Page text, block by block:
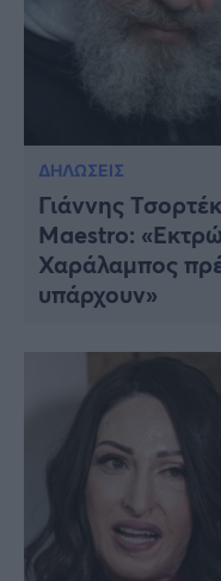
ΔΗΛΩΣΕΙΣ
Γιάννης
Maestro:
Χαράλαμπος
υπάρχουν»